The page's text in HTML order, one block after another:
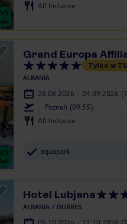
/5
All Inclusive
/5
Grand Europa
Tylko w
ALBANIA
28.08.2026 - 04.09.2026
Poznań (09:55)
All Inclusive
aquapark
Hotel Lubjana
ALBANIA DURRES